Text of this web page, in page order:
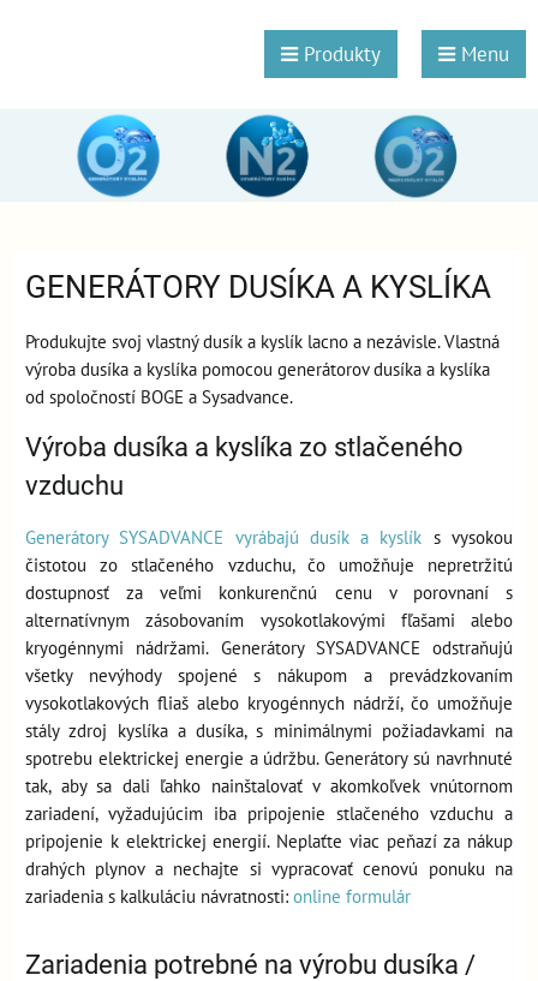
Produkty Menu
GENERÁTORY DUSÍKA A KYSLÍKA
Produkujte svoj vlastný dusík a kyslík lacno a nezávisle. Vlastná
výroba dusíka a kyslíka pomocou generátorov dusíka a kyslíka
od spoločností BOGE a Sysadvance.
Výroba dusíka a kyslíka zo stlačeného
vzduchu
Generátory SYSADVANCE vyrábajú dusík a kyslík s vysokou
čistotou zo stlačeného vzduchu, čo umožňuje nepretržitú
dostupnosť za veľmi konkurenčnú cenu v porovnaní s
alternatívnym zásobovaním vysokotlakovými fľašami alebo
kryogénnymi nádržami. Generátory SYSADVANCE odstraňujú
všetky nevýhody spojené s nákupom a prevádzkovaním
vysokotlakových fliaš alebo kryogénnych nádrží, čo umožňuje
stály zdroj kyslíka a dusíka, s minimálnymi požiadavkami na
spotrebu elektrickej energie a údržbu. Generátory sú navrhnuté
tak, aby sa dali ľahko nainštalovať v akomkoľvek vnútornom
zariadení, vyžadujúcim iba pripojenie stlačeného vzduchu a
pripojenie k elektrickej energií. Neplaťte viac peňazí za nákup
drahých plynov a nechajte si vypracovať cenovú ponuku na
zariadenia s kalkuláciu návratnosti: online formulár
Zariadenia potrebné na výrobu dusíka /